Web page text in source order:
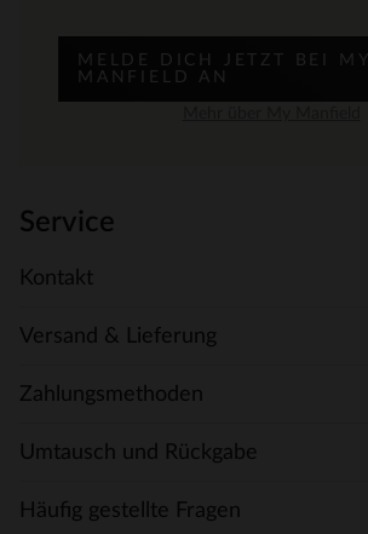
MELDE DICH JETZT BEI MY
MANFIELD AN
Service
Kontakt
Versand & Lieferung
Zahlungsmethoden
Umtausch und Rückgabe
Häufig gestellte Fragen